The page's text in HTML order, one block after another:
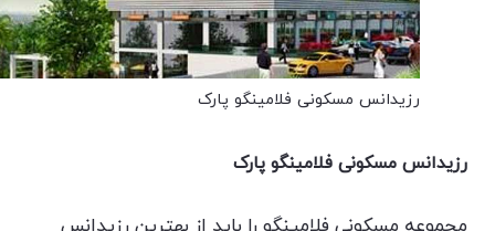
رزیدانس مسکونی فلامینگو پارک
رزیدانس مسکونی فلامینگو پارک